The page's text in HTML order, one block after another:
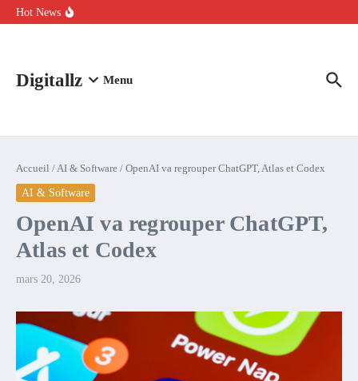
Aller au contenu
Hot News
Comment l’IA simplifie la data de caisse pour la transformer en
Digitallz Menu
Accueil /AI & Software / OpenAI va regrouper ChatGPT, Atlas et Codex
AI & Software
OpenAI va regrouper ChatGPT,
Atlas et Codex
mars 20, 2026